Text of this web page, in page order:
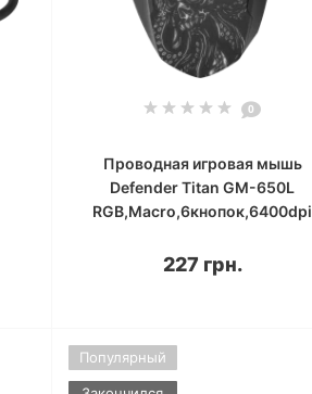
0
Проводная игровая мышь
Defender Titan GM-650L
RGB,Macro,6кнопок,6400dpi
227 грн.
Популярный